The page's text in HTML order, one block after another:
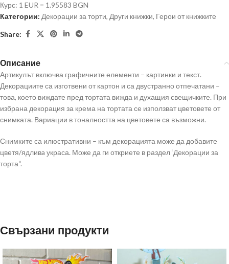
Курс: 1 EUR = 1.95583 BGN
Категории: Декорации за торти, Други книжки, Герои от книжките
Share:
Описание
Артикулът включва графичните елементи – картинки и текст.
Декорациите са изготвени от картон и са двустранно отпечатани –
това, което виждате пред тортата вижда и духащия свещичките. При
избрана декорация за крема на тортата се използват цветовете от
снимката. Вариации в тоналността на цветовете са възможни.
Снимките са илюстративни – към декорацията може да добавите
цветя/ядливa украса. Може да ги откриете в раздел ‘Декорации за
торта“.
Свързани продукти